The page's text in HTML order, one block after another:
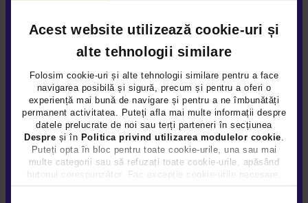
Acest website utilizează cookie-uri și
alte tehnologii similare
Folosim cookie-uri și alte tehnologii similare pentru a face
navigarea posibilă și sigură, precum și pentru a oferi o
experiență mai bună de navigare și pentru a ne îmbunătăți
permanent activitatea. Puteți afla mai multe informații despre
datele prelucrate de noi sau terți parteneri în secțiunea
Despre și în Politica privind utilizarea modulelor cookie.
Puteți opta în bloc pentru toate cookie-urile, una sau mai
multe categorii sau să refuzați toate cookie-urile, apăsând
butonul corespunzător. Fac excepție cookie-urile necesare,
Service
Servicii
Noutati
Modele
Trei noi modele concept vor
dezvalui designul noii generatii
Mitsubishi laTokyo Motor Show